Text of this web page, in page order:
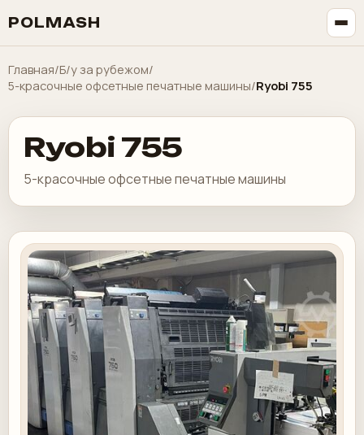
POLMASH
Главная/Б/у за рубежом/
5-красочные офсетные печатные машины/Ryobi 755
Ryobi 755
5-красочные офсетные печатные машины